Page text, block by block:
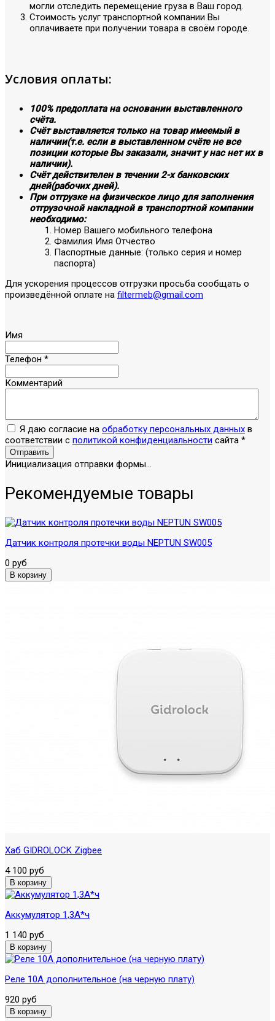
могли отследить перемещение груза в Ваш город.
Стоимость услуг транспортной компании Вы
оплачиваете при получении товара в своём городе.
Условия оплаты:
100% предоплата на основании выставленного
счёта.
Счёт выставляется только на товар имеемый в
наличии(т.е. если в выставленном счёте не все
позиции которые Вы заказали, значит у нас нет их в
наличии).
Счёт действителен в течении 2-х банковских
дней(рабочих дней).
При отгрузке на физическое лицо для заполнения
отгрузочной накладной в транспортной компании
необходимо:
Номер Вашего мобильного телефона
Фамилия Имя Отчество
Паспортные данные: (только серия и номер
паспорта)
Для ускорения процессов отгрузки просьба сообщать о
произведённой оплате на filtermeb@gmail.com
Имя
Телефон *
Комментарий
Я даю согласие на обработку персональных данных в
соответствии с политикой конфиденциальности сайта *
Отправить
Инициализация отправки формы...
Рекомендуемые товары
Датчик контроля протечки воды NEPTUN SW005
0 руб
Хаб GIDROLOCK Zigbee
4 100 руб
Аккумулятор 1,3А*ч
1 140 руб
Реле 10А дополнительное (на черную плату)
920 руб